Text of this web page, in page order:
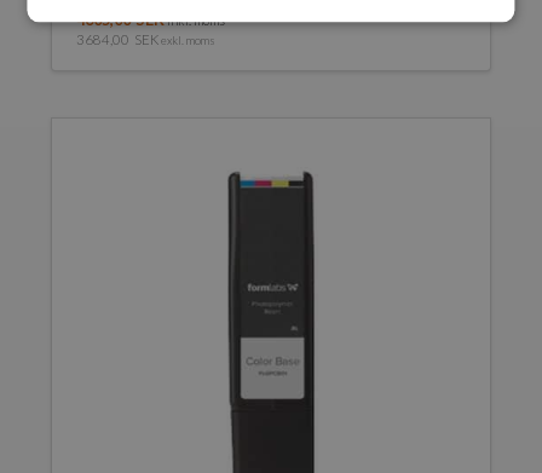
4605,00SEKinkl. moms
3684,00 SEK exkl. moms